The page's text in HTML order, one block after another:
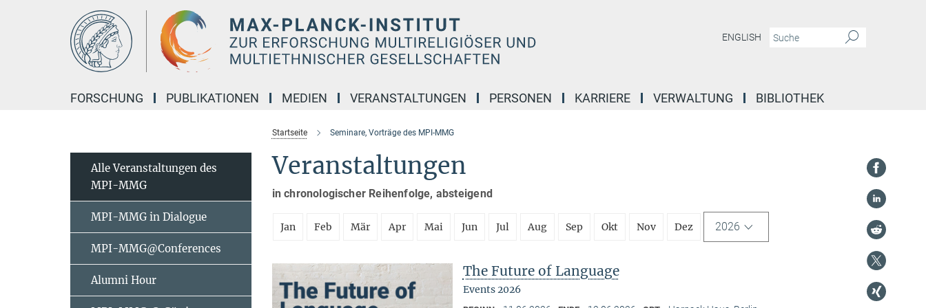
ENGLISH
FORSCHUNG PUBLIKATIONEN MEDIEN VERANSTALTUNGEN PERSONEN KARRIERE VERWALTUNG BIBLIOTHEK
Startseite Seminare, Vorträge des MPI-MMG
Veranstaltungen
in chronologischer Reihenfolge, absteigend
Jan Feb Mär Apr Mai Jun Jul Aug Sep Okt Nov Dez 2026
The Future of Language
Events 2026
Alle Veranstaltungen des
MPI-MMG
MPI-MMG in Dialogue
MPI-MMG@Conferences
Alumni Hour